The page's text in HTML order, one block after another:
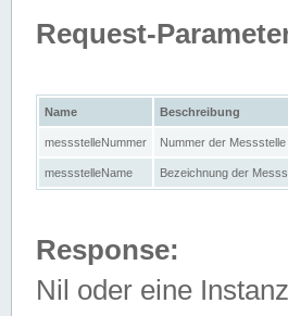
Request-
Name Beschreibung
messstelleNummer Nummer der Messstelle
messstelleName Bezeichnung der
Response:
Nil oder eine